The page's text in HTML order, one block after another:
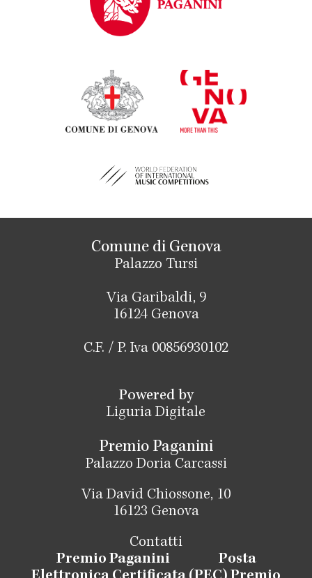
Comune di Genova
Palazzo Tursi
Via Garibaldi, 9
16124 Genova
C.F. / P. Iva 00856930102
Powered by
Liguria Digitale
Premio Paganini
Palazzo Doria Carcassi
Via David Chiossone, 10
16123 Genova
Contatti
Premio Paganini
Posta